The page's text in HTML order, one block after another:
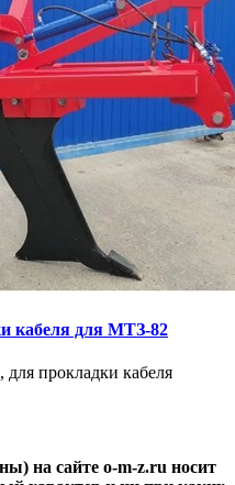
кабeля для МTЗ-82
для прокладки кабeля
на сайте o-m-z.ru носит